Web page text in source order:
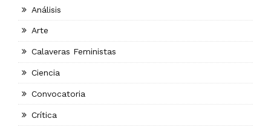
Análisis
Arte
Calaveras Feministas
Ciencia
Convocatoria
Crítica